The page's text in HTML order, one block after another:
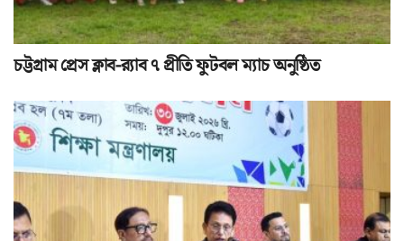
চট্টগ্রাম প্রেস ক্লাব-র‌্যাব ৭ প্রীতি ফুটবল ম্যাচ অনুষ্ঠিত